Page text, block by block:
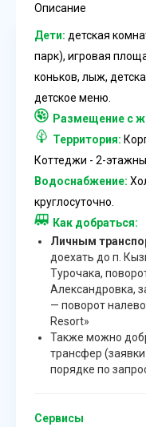
Описание
Дети: детская
парк), игровая
коньков, лыж,
детское меню.
Размещение с
Территория:
Коттеджи - 2-
Водоснабжение:
круглосуточно.
Как добраться:
Личным
доехать до п.
Турочака,
Александровка,
— поворот
Resort»
Также можно
трансфер
порядке по
Сервисы